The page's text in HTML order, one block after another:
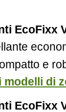
EcoFixx
e
modelli di
EcoFixx